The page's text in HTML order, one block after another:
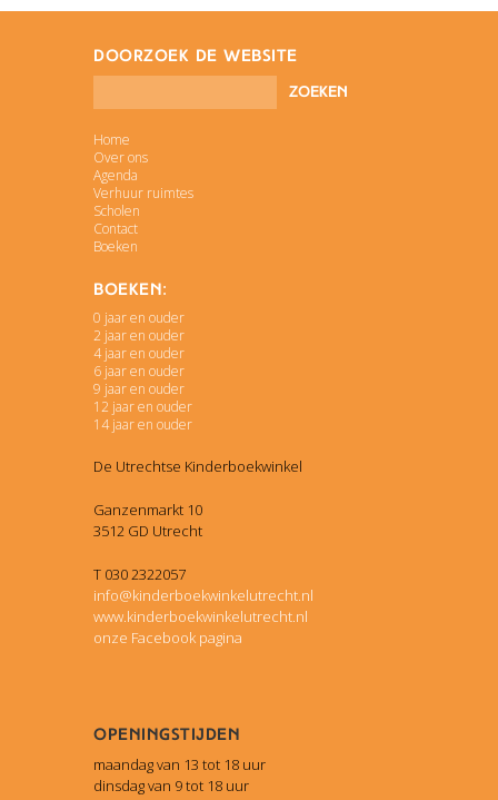
doorzoek de website
Home
Over ons
Agenda
Verhuur ruimtes
Scholen
Contact
Boeken
Boeken:
0 jaar en ouder
2 jaar en ouder
4 jaar en ouder
6 jaar en ouder
9 jaar en ouder
12 jaar en ouder
14 jaar en ouder
De Utrechtse Kinderboekwinkel
Ganzenmarkt 10
3512 GD Utrecht
T 030 2322057
info@kinderboekwinkelutrecht.nl
www.kinderboekwinkelutrecht.nl
onze Facebook pagina
Openingstijden
maandag van 13 tot 18 uur
dinsdag van 9 tot 18 uur